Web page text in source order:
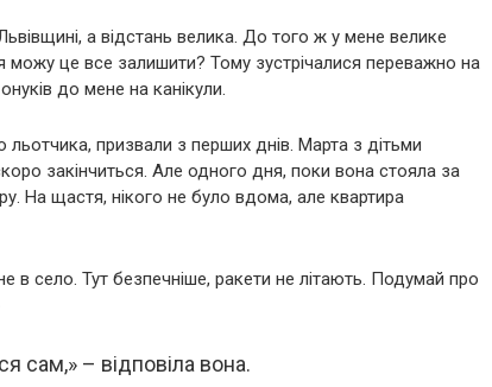
а відстань велика. До того ж у мене велике
можу це все залишити? Тому зустрічалися переважно на
до мене на канікули.
льотчика, призвали з перших днів. Марта з дітьми
закінчиться. Але одного дня, поки вона стояла за
На щастя, нікого не було вдома, але квартира
в село. Тут безпечніше, ракети не літають. Подумай про
сам,» – відповіла вона.